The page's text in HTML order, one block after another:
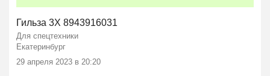
Гильза 3X 8943916031
Для спецтехники
Екатеринбург
29 апреля 2023 в 20:20